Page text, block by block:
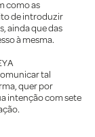
como as
de introduzir
ainda que das
à mesma.
tal
quer por
intenção com sete